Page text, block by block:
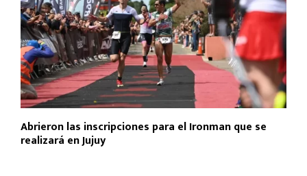
Abrieron las inscripciones para el Ironman que se
realizará en Jujuy